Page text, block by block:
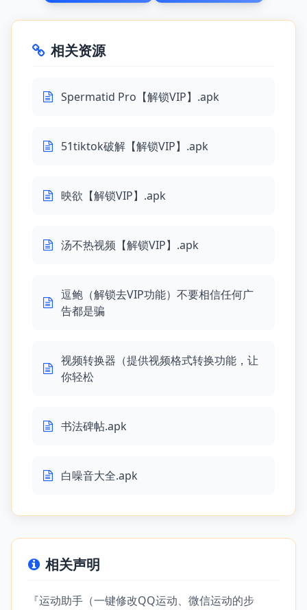
相关资源
Spermatid Pro【解锁VIP】.apk
51tiktok破解【解锁VIP】.apk
映欲【解锁VIP】.apk
汤不热视频【解锁VIP】.apk
逗鲍（解锁去VIP功能）不要相信任何广
告都是骗
视频转换器（提供视频格式转换功能，让
你轻松
书法碑帖.apk
白噪音大全.apk
相关声明
『运动助手（一键修改QQ运动、微信运动的步